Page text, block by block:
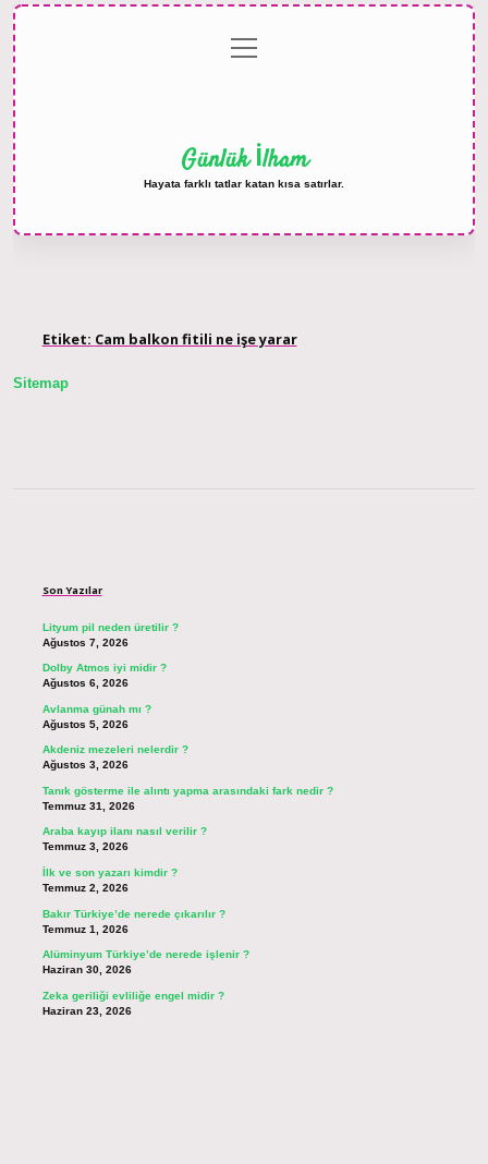
menüyü
aç
Günlük İlham
Hayata farklı tatlar katan kısa satırlar.
Etiket: Cam balkon fitili ne işe yarar
Sitemap
Son Yazılar
Lityum pil neden üretilir ?
Ağustos 7, 2026
Dolby Atmos iyi midir ?
Ağustos 6, 2026
Avlanma günah mı ?
Ağustos 5, 2026
Akdeniz mezeleri nelerdir ?
Ağustos 3, 2026
Tanık gösterme ile alıntı yapma arasındaki fark nedir ?
Temmuz 31, 2026
Araba kayıp ilanı nasıl verilir ?
Temmuz 3, 2026
İlk ve son yazarı kimdir ?
Temmuz 2, 2026
Bakır Türkiye’de nerede çıkarılır ?
Temmuz 1, 2026
Alüminyum Türkiye’de nerede işlenir ?
Haziran 30, 2026
Zeka geriliği evliliğe engel midir ?
Haziran 23, 2026